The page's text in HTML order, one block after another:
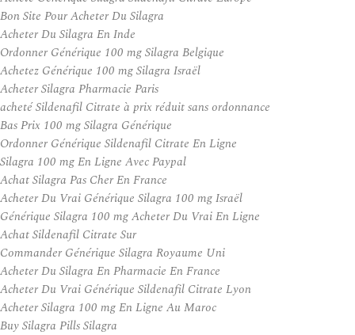
Bon Site Pour Acheter Du Silagra
Acheter Du Silagra En Inde
Ordonner Générique 100 mg Silagra Belgique
Achetez Générique 100 mg Silagra Israël
Acheter Silagra Pharmacie Paris
acheté Sildenafil Citrate à prix réduit sans ordonnance
Bas Prix 100 mg Silagra Générique
Ordonner Générique Sildenafil Citrate En Ligne
Silagra 100 mg En Ligne Avec Paypal
Achat Silagra Pas Cher En France
Acheter Du Vrai Générique Silagra 100 mg Israël
Générique Silagra 100 mg Acheter Du Vrai En Ligne
Achat Sildenafil Citrate Sur
Commander Générique Silagra Royaume Uni
Acheter Du Silagra En Pharmacie En France
Acheter Du Vrai Générique Sildenafil Citrate Lyon
Acheter Silagra 100 mg En Ligne Au Maroc
Buy Silagra Pills Silagra